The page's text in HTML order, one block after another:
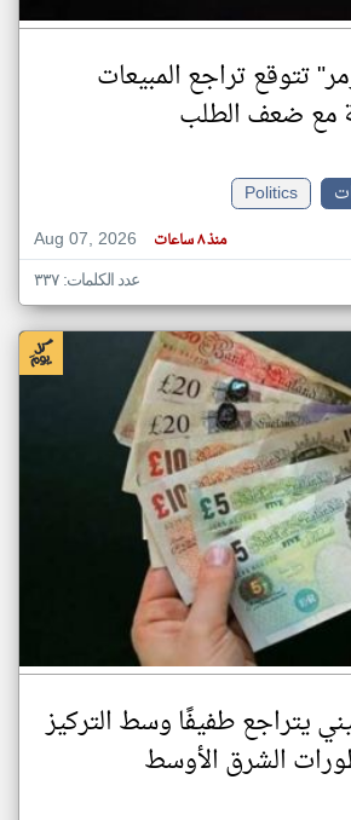
تتوقع تراجع المبيعات
مع ضعف الطلب
Politics
Aug 07, 2026
منذ ٨ ساعات
عدد الكلمات: ٣٣٧
يتراجع طفيفًا وسط التركيز
الشرق الأوسط